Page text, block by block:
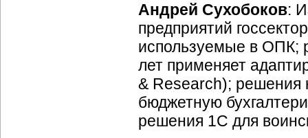
Андрей Сухобоков:
предприятий
используемые в ОПК;
лет применяет
& Research); решения
бюджетную
решения 1С для